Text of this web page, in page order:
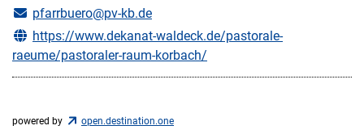
pfarrbuero@pv-kb.de
https://www.dekanat-waldeck.de/pastorale-
raeume/pastoraler-raum-korbach/
powered by open.destination.one